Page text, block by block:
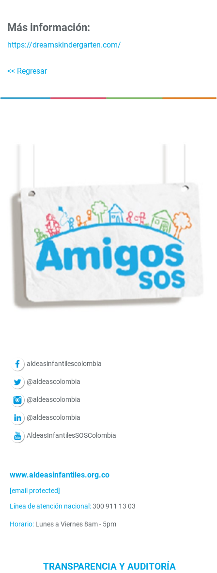
Más información:
https://dreamskindergarten.com/
<< Regresar
aldeasinfantilescolombia
@aldeascolombia
@aldeascolombia
@aldeascolombia
AldeasInfantilesSOSColombia
www.aldeasinfantiles.org.co
[email protected]
Línea de atención nacional:300 911 13 03
Horario: Lunes a Viernes 8am - 5pm
TRANSPARENCIA Y AUDITORÍA